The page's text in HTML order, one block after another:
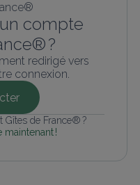
compte
?
redirigé vers
connexion.
Gîtes de France® ?
!